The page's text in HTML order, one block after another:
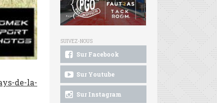
de-la-
SUIVEZ-NOUS
Sur Facebook
Sur Youtube
Sur Instagram